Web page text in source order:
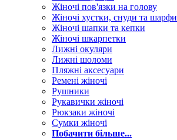
Жіночі пов'язки на голову
Жіночі хустки, снуди та шарфи
Жіночі шапки та кепки
Жіночі шкарпетки
Лижні окуляри
Лижні шоломи
Пляжні аксесуари
Ремені жіночі
Рушники
Рукавички жіночі
Рюкзаки жіночі
Сумки жіночі
Побачити більше...